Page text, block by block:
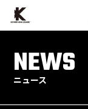
NEWS
ニュース